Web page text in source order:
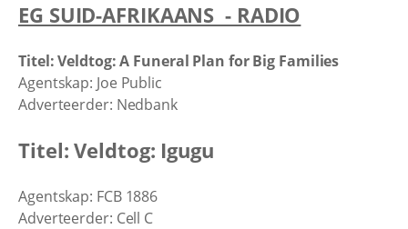
EG SUID-AFRIKAANS - RADIO
Titel: Veldtog: A Funeral Plan for Big Families
Agentskap: Joe Public
Adverteerder: Nedbank
Titel: Veldtog: Igugu
Agentskap: FCB 1886
Adverteerder: Cell C